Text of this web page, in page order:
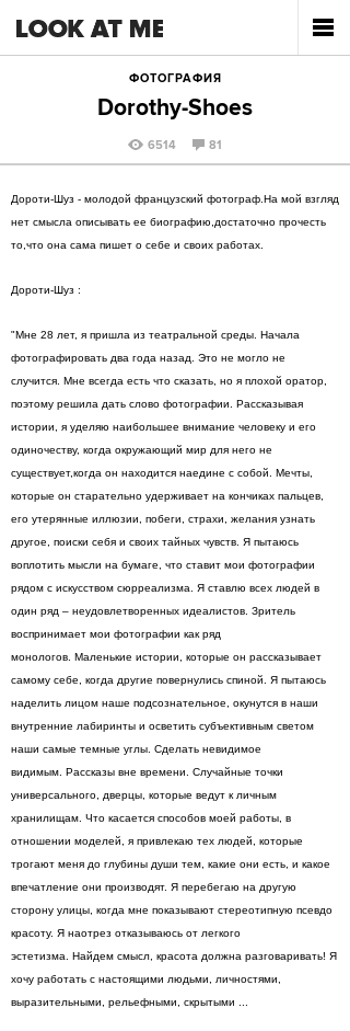
ФОТОГРАФИЯ
Dorothy-Shoes
6514 81
Дороти-Шуз - молодой французский фотограф.На мой взгляд
нет смысла описывать ее биографию,достаточно прочесть
то,что она сама пишет о себе и своих работах.
Дороти-Шуз :
"Мне 28 лет, я пришла из театральной среды. Начала
фотографировать два года назад. Это не могло не
случится. Мне всегда есть что сказать, но я плохой оратор,
поэтому решила дать слово фотографии. Рассказывая
истории, я уделяю наибольшее внимание человеку и его
одиночеству, когда окружающий мир для него не
существует,когда он находится наедине с собой. Мечты,
которые он старательно удерживает на кончиках пальцев,
его утерянные иллюзии, побеги, страхи, желания узнать
другое, поиски себя и своих тайных чувств. Я пытаюсь
воплотить мысли на бумаге, что ставит мои фотографии
рядом с искусством сюрреализма. Я ставлю всех людей в
один ряд – неудовлетворенных идеалистов. Зритель
воспринимает мои фотографии как ряд
монологов. Маленькие истории, которые он рассказывает
самому себе, когда другие повернулись спиной. Я пытаюсь
наделить лицом наше подсознательное, окунутся в наши
внутренние лабиринты и осветить субъективным светом
наши самые темные углы. Сделать невидимое
видимым. Рассказы вне времени. Случайные точки
универсального, дверцы, которые ведут к личным
хранилищам. Что касается способов моей работы, в
отношении моделей, я привлекаю тех людей, которые
трогают меня до глубины души тем, какие они есть, и какое
впечатление они производят. Я перебегаю на другую
сторону улицы, когда мне показывают стереотипную псевдо
красоту. Я наотрез отказываюсь от легкого
эстетизма. Найдем смысл, красота должна разговаривать! Я
хочу работать с настоящими людьми, личностями,
выразительными, рельефными, скрытыми ...